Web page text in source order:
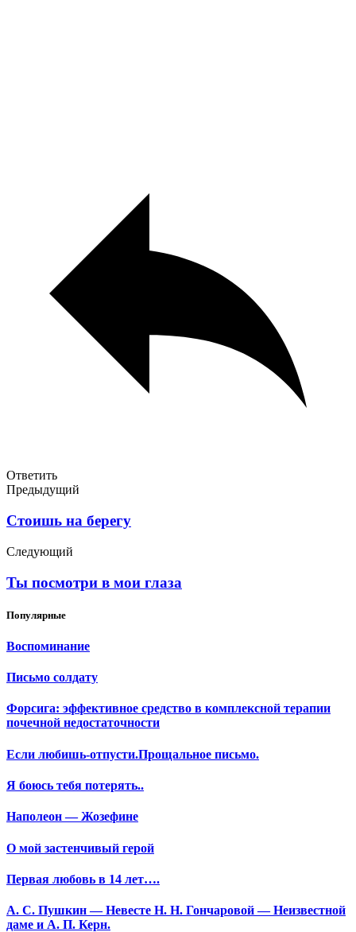
Ответить
Предыдущий
Стоишь на берегу
Следующий
Ты посмотри в мои глаза
Популярные
Воспоминание
Письмо солдату
Форсига: эффективное средство в комплексной терапии
почечной недостаточности
Если любишь-отпусти.Прощальное письмо.
Я боюсь тебя потерять..
Наполеон — Жозефине
О мой застенчивый герой
Первая любовь в 14 лет….
А. С. Пушкин — Невесте Н. Н. Гончаровой — Неизвестной
даме и А. П. Керн.